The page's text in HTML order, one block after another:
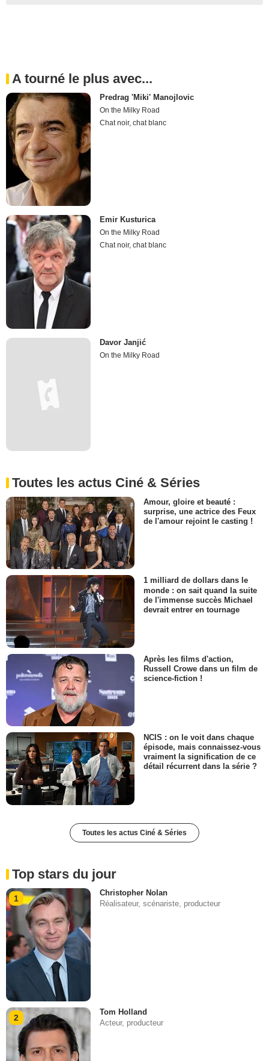
A tourné le plus avec...
Predrag 'Miki' Manojlovic
On the Milky Road
Chat noir, chat blanc
Emir Kusturica
On the Milky Road
Chat noir, chat blanc
Davor Janjić
On the Milky Road
Toutes les actus Ciné & Séries
Amour, gloire et beauté :
surprise, une actrice des Feux
de l'amour rejoint le casting !
1 milliard de dollars dans le
monde : on sait quand la suite
de l'immense succès Michael
devrait entrer en tournage
Après les films d'action,
Russell Crowe dans un film de
science-fiction !
NCIS : on le voit dans chaque
épisode, mais connaissez-vous
vraiment la signification de ce
détail récurrent dans la série ?
Toutes les actus Ciné & Séries
Top stars du jour
1
Christopher Nolan
Réalisateur, scénariste, producteur
2
Tom Holland
Acteur, producteur